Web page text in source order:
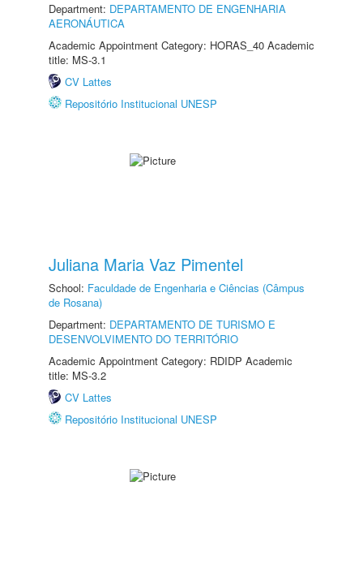
Department: DEPARTAMENTO DE ENGENHARIA
AERONÁUTICA
Academic Appointment Category: HORAS_40 Academic
title: MS-3.1
CV Lattes
Repositório Institucional UNESP
Juliana Maria Vaz Pimentel
School: Faculdade de Engenharia e Ciências (Câmpus
de Rosana)
Department: DEPARTAMENTO DE TURISMO E
DESENVOLVIMENTO DO TERRITÓRIO
Academic Appointment Category: RDIDP Academic
title: MS-3.2
CV Lattes
Repositório Institucional UNESP